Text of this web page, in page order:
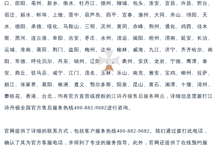
口、邵阳、亳州、新乡、衡水、牡丹江、德州、聊城、包头、淮安、宜昌、许昌、邢台、
宿迁、丽水、蚌埠、上饶、晋中、葫芦岛、四平、宜春、滁州、大同、舟山、绵阳、天
水、德阳、承德、绥化、马鞍山、三明、滨州、黄冈、赤峰、荆州、通化、鸡西、佳木
斯、黑河、连云港、阜阳、吉安、枣庄、永州、清远、揭阳、梧州、渭南、延安、长治、
运城、淮南、莆田、荆门、益阳、梅州、达州、榆林、威海、九江、济宁、齐齐哈尔、南
阳、常德、呼伦贝尔、丹东、锦州、辽阳、辽源、衢州、安庆、龙岩、宁德、鹰潭、泰
安、商丘、驻马店、咸宁、江门、茂名、玉林、乐山、南充、雅安、宝鸡、柳州、拉萨、
丽江、张家界、襄阳、株洲、遵义、鄂尔多斯、阳泉、昆山、黄石、湘潭、十堰、漳州、
攀枝花、香港、台北，均有官方直营或授权的江诗丹顿售后服务网点 ，详细信息需拨打江
诗丹顿全国官方售后服务热线400-882-9682进行咨询。
官网提供了详细的联系方式，包括客户服务热线400-882-9682。我们通过拨打此电话，
确认了其为官方客服电话，并得到了专业的服务指导。此外，官网还提供了在线预约服